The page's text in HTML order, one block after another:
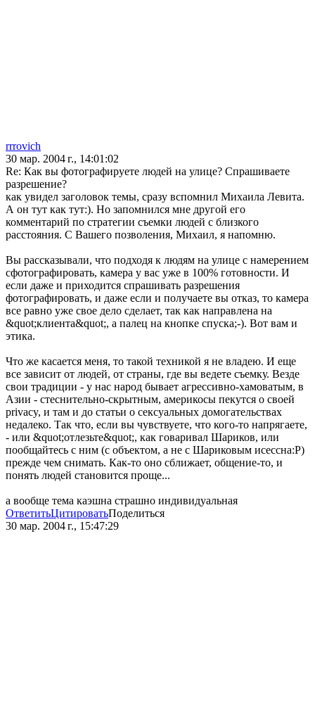
rrrovich
30 мар. 2004 г., 14:01:02
Re: Как вы фотографируете людей на улице? Спрашиваете
разрешение?
как увидел заголовок темы, сразу вспомнил Михаила Левита.
А он тут как тут:). Но запомнился мне другой его
комментарий по стратегии съемки людей с близкого
расстояния. С Вашего позволения, Михаил, я напомню.
Вы рассказывали, что подходя к людям на улице с намерением
сфотографировать, камера у вас уже в 100% готовности. И
если даже и приходится спрашивать разрешения
фотографировать, и даже если и получаете вы отказ, то камера
все равно уже свое дело сделает, так как направлена на
&quot;клиента&quot;, а палец на кнопке спуска;-). Вот вам и
этика.
Что же касается меня, то такой техникой я не владею. И еще
все зависит от людей, от страны, где вы ведете съемку. Везде
свои традиции - у нас народ бывает агрессивно-хамоватым, в
Азии - стеснительно-скрытным, америкосы пекутся о своей
privacy, и там и до статьи о сексуальных домогательствах
недалеко. Так что, если вы чувствуете, что кого-то напрягаете,
- или &quot;отлезьте&quot;, как говаривал Шариков, или
пообщайтесь с ним (с объектом, а не с Шариковым исессна:P)
прежде чем снимать. Как-то оно сближает, общение-то, и
понять людей становится проще...
а вообще тема каэшна страшно индивидуальная
ОтветитьЦитироватьПоделиться
30 мар. 2004 г., 15:47:29